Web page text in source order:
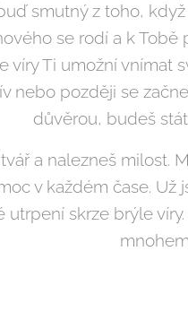
smutný z toho,
se rodí a k Tobě
víry Ti umožní vnímat
nebo později se
důvěrou, budeš
a nalezneš milost.
v každém čase. Už
utrpení skrze brýle